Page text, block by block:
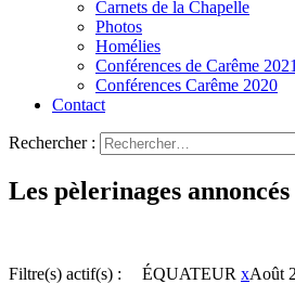
Carnets de la Chapelle
Photos
Homélies
Conférences de Carême 2021
Conférences Carême 2020
Contact
Rechercher :
Les pèlerinages annoncés
Filtre(s) actif(s) : ÉQUATEUR xAoût